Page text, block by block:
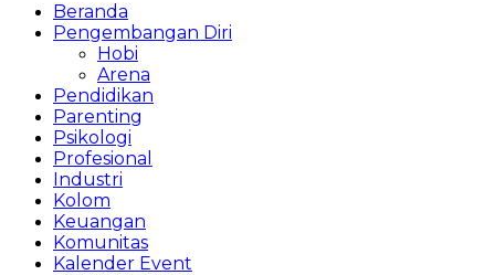
Beranda
Pengembangan Diri
Hobi
Arena
Pendidikan
Parenting
Psikologi
Profesional
Industri
Kolom
Keuangan
Komunitas
Kalender Event